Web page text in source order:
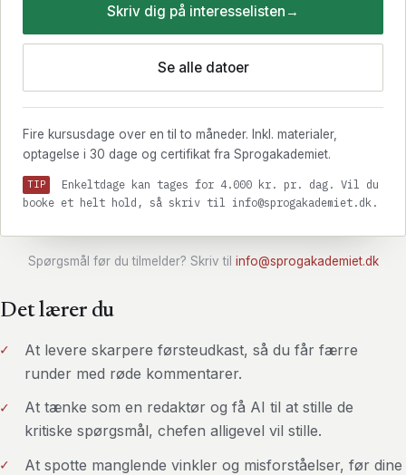
Det lærer du
At levere skarpere førsteudkast, så du får færre
runder med røde kommentarer.
At tænke som en redaktør og få AI til at stille de
kritiske spørgsmål, chefen alligevel vil stille.
At spotte manglende vinkler og misforståelser, før dine
Skriv dig på interesselisten →
Se alle datoer
Fire kursusdage over en til to måneder. Inkl. materialer,
optagelse i 30 dage og certifikat fra Sprogakademiet.
TIP
Enkeltdage kan tages for 4.000 kr. pr. dag. Vil du
booke et helt hold, så skriv til info@sprogakademiet.dk.
Spørgsmål før du tilmelder? Skriv til info@sprogakademiet.dk